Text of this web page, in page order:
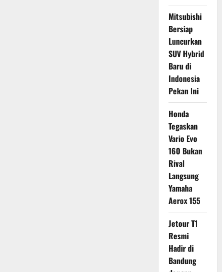
Mitsubishi
Bersiap
Luncurkan
SUV Hybrid
Baru di
Indonesia
Pekan Ini
Honda
Tegaskan
Vario Evo
160 Bukan
Rival
Langsung
Yamaha
Aerox 155
Jetour T1
Resmi
Hadir di
Bandung